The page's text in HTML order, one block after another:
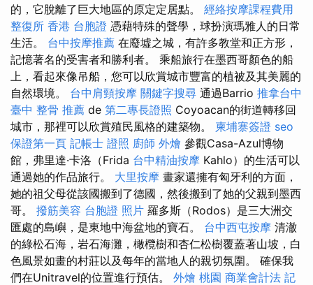
的，它脫離了巨大地區的原定定居點。 經絡按摩課程費用
整復所 香港 台胞證 憑藉特殊的聲學，球扮演瑪雅人的日常
生活。 台中按摩推薦 在廢墟之城，有許多教堂和正方形，
記憶著名的受害者和勝利者。 乘船旅行在墨西哥顏色的船
上，看起來像吊船，您可以欣賞城市豐富的植被及其美麗的
自然環境。 台中肩頸按摩 關鍵字搜尋 通過Barrio 推拿台中
臺中 整骨 推薦 de 第二專長證照 Coyoacan的街道轉移回
城市，那裡可以欣賞殖民風格的建築物。 柬埔寨簽證 seo
保證第一頁 記帳士 證照 廚師 外燴 參觀Casa-Azul博物
館，弗里達·卡洛（Frida 台中精油按摩 Kahlo）的生活可以
通過她的作品旅行。 大里按摩 畫家還擁有匈牙利的方面，
她的祖父母從該國搬到了德國，然後搬到了她的父親到墨西
哥。 撥筋美容 台胞證 照片 羅多斯（Rodos）是三大洲交
匯處的島嶼，是東地中海盆地的寶石。 台中西屯按摩 清澈
的綠松石海，岩石海灘，橄欖樹和杏仁松樹覆蓋著山坡，白
色風景如畫的村莊以及每年的當地人的親切氛圍。 確保我
們在Unitravel的位置進行預估。 外燴 桃園 商業會計法 記